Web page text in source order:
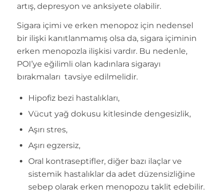
artış, depresyon ve anksiyete olabilir.
Sigara içimi ve erken menopoz için nedensel
bir ilişki kanıtlanmamış olsa da, sigara içiminin
erken menopozla ilişkisi vardır. Bu nedenle,
POI’ye eğilimli olan kadınlara sigarayı
bırakmaları tavsiye edilmelidir.
Hipofiz bezi hastalıkları,
Vücut yağ dokusu kitlesinde dengesizlik,
Aşırı stres,
Aşırı egzersiz,
Oral kontraseptifler, diğer bazı ilaçlar ve
sistemik hastalıklar da adet düzensizliğine
sebep olarak erken menopozu taklit edebilir.